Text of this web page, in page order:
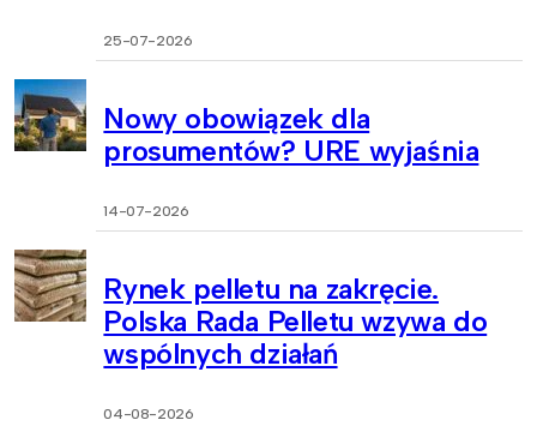
25-07-2026
Nowy obowiązek dla
prosumentów? URE wyjaśnia
14-07-2026
Rynek pelletu na zakręcie.
Polska Rada Pelletu wzywa do
wspólnych działań
04-08-2026